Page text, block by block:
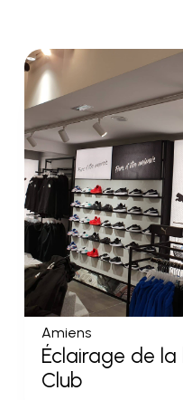
Amiens
Éclairage de
Club